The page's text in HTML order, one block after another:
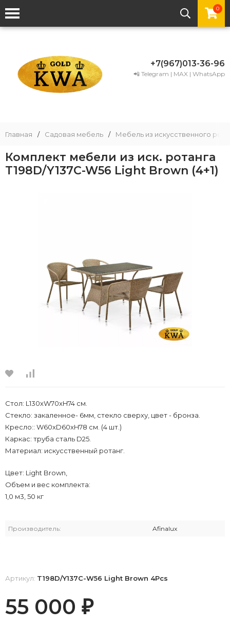
0
+7(967)013-36-96
📲 Telegram | MAX | WhatsApp
Главная / Садовая мебель / Мебель из искусственного
Комплект мебели из иск. ротанга
T198D/Y137C-W56 Light Brown (4+1)
Стoл: L130хW70xH74 см.
Стекло: закаленное- 6мм, стекло сверху, цвет - бронза.
Кресло:: W60xD60xH78 см. (4 шт.)
Каркас: труба сталь D25.
Материал: искусственный ротанг.
Цвет: Light Brown,
Объем и вес комплекта:
1,0 м3, 50 кг
Производитель: Afinalux
Артикул: T198D/Y137C-W56 Light Brown 4Pcs
55 000 ₽